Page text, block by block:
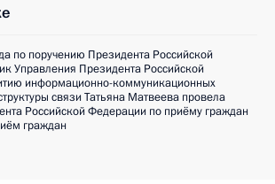
по поручению Президента Российской
Управления Президента Российской
информационно-коммуникационных
связи Татьяна Матвеева провела
Российской Федерации по приёму граждан
граждан